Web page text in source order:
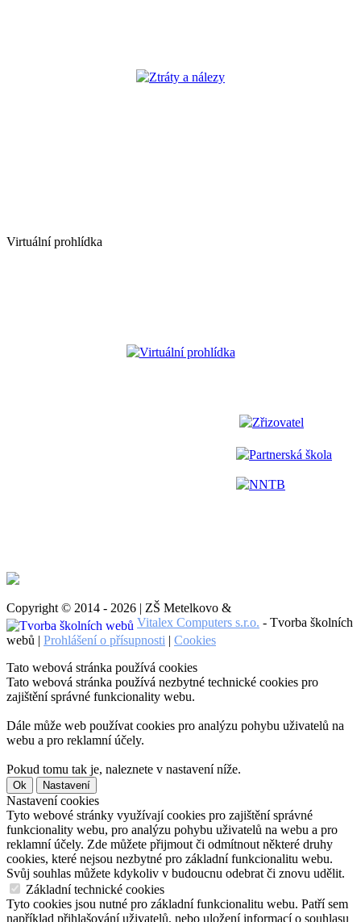
Ztráty a nálezy
Virtuální prohlídka
Virtuální prohlídka
Zřizovatel
Partnerská škola
NNTB
Copyright © 2014 - 2026 | ZŠ Metelkovo &
Vitalex Computers s.r.o. - Tvorba školních
webů | Prohlášení o přísupnosti | Cookies
Tato webová stránka používá cookies
Tato webová stránka používá nezbytné technické cookies pro
zajištění správné funkcionality webu.
Dále může web používat cookies pro analýzu pohybu uživatelů na
webu a pro reklamní účely.
Pokud tomu tak je, naleznete v nastavení níže.
Ok Nastavení
Nastavení cookies
Tyto webové stránky využívají cookies pro zajištění správné
funkcionality webu, pro analýzu pohybu uživatelů na webu a pro
reklamní účely. Zde můžete přijmout či odmítnout některé druhy
cookies, které nejsou nezbytné pro základní funkcionalitu webu.
Svůj souhlas můžete kdykoliv v budoucnu odebrat či znovu udělit.
Základní technické cookies
Tyto cookies jsou nutné pro základní funkcionalitu webu. Patří sem
například přihlašování uživatelů, nebo uložení informací o souhlasu